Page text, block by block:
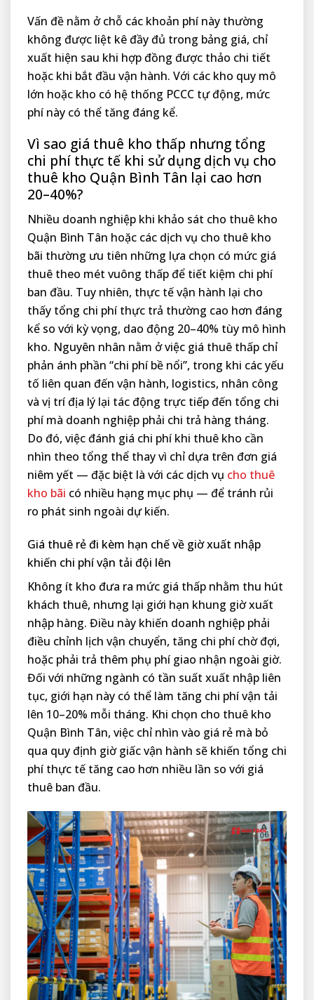
Vấn đề nằm ở chỗ các khoản phí này thường
không được liệt kê đầy đủ trong bảng giá, chỉ
xuất hiện sau khi hợp đồng được thảo chi tiết
hoặc khi bắt đầu vận hành. Với các kho quy mô
lớn hoặc kho có hệ thống PCCC tự động, mức
phí này có thể tăng đáng kể.
Vì sao giá thuê kho thấp nhưng tổng
chi phí thực tế khi sử dụng dịch vụ cho
thuê kho Quận Bình Tân lại cao hơn
20–40%?
Nhiều doanh nghiệp khi khảo sát cho thuê kho
Quận Bình Tân hoặc các dịch vụ cho thuê kho
bãi thường ưu tiên những lựa chọn có mức giá
thuê theo mét vuông thấp để tiết kiệm chi phí
ban đầu. Tuy nhiên, thực tế vận hành lại cho
thấy tổng chi phí thực trả thường cao hơn đáng
kể so với kỳ vọng, dao động 20–40% tùy mô hình
kho. Nguyên nhân nằm ở việc giá thuê thấp chỉ
phản ánh phần “chi phí bề nổi”, trong khi các yếu
tố liên quan đến vận hành, logistics, nhân công
và vị trí địa lý lại tác động trực tiếp đến tổng chi
phí mà doanh nghiệp phải chi trả hàng tháng.
Do đó, việc đánh giá chi phí khi thuê kho cần
nhìn theo tổng thể thay vì chỉ dựa trên đơn giá
niêm yết — đặc biệt là với các dịch vụ cho thuê
kho bãi có nhiều hạng mục phụ — để tránh rủi
ro phát sinh ngoài dự kiến.
Giá thuê rẻ đi kèm hạn chế về giờ xuất nhập
khiến chi phí vận tải đội lên
Không ít kho đưa ra mức giá thấp nhằm thu hút
khách thuê, nhưng lại giới hạn khung giờ xuất
nhập hàng. Điều này khiến doanh nghiệp phải
điều chỉnh lịch vận chuyển, tăng chi phí chờ đợi,
hoặc phải trả thêm phụ phí giao nhận ngoài giờ.
Đối với những ngành có tần suất xuất nhập liên
tục, giới hạn này có thể làm tăng chi phí vận tải
lên 10–20% mỗi tháng. Khi chọn cho thuê kho
Quận Bình Tân, việc chỉ nhìn vào giá rẻ mà bỏ
qua quy định giờ giấc vận hành sẽ khiến tổng chi
phí thực tế tăng cao hơn nhiều lần so với giá
thuê ban đầu.